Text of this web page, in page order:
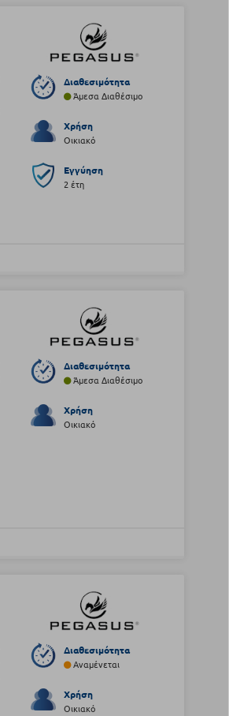
Διαθεσιμότητα
Άμεσα Διαθέσιμο
Χρήση
Οικιακό
Εγγύηση
2 έτη
Διαθεσιμότητα
Άμεσα Διαθέσιμο
Χρήση
Οικιακό
Διαθεσιμότητα
Αναμένεται
Χρήση
Οικιακό